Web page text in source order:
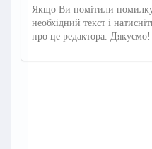
Якщо Ви помітили помилку,
необхідний текст і
про це редактора. Дякуємо!